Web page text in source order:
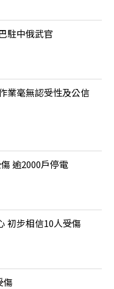
駐中俄武官
業毫無認受性及公信
逾2000戶停電
初步相信10人受傷
傷